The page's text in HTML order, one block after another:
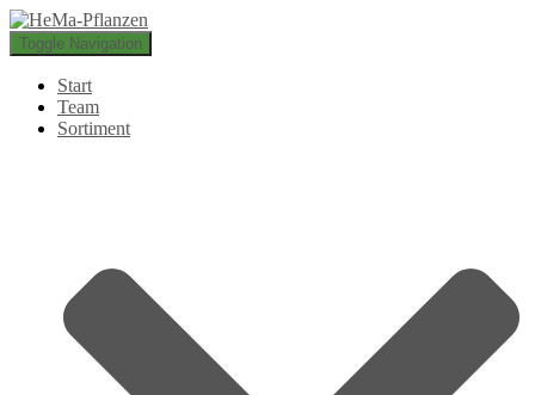
Toggle Navigation
Start
Team
Sortiment